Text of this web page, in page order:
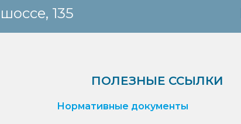
135
ПОЛЕЗНЫЕ ССЫЛКИ
Нормативные документы